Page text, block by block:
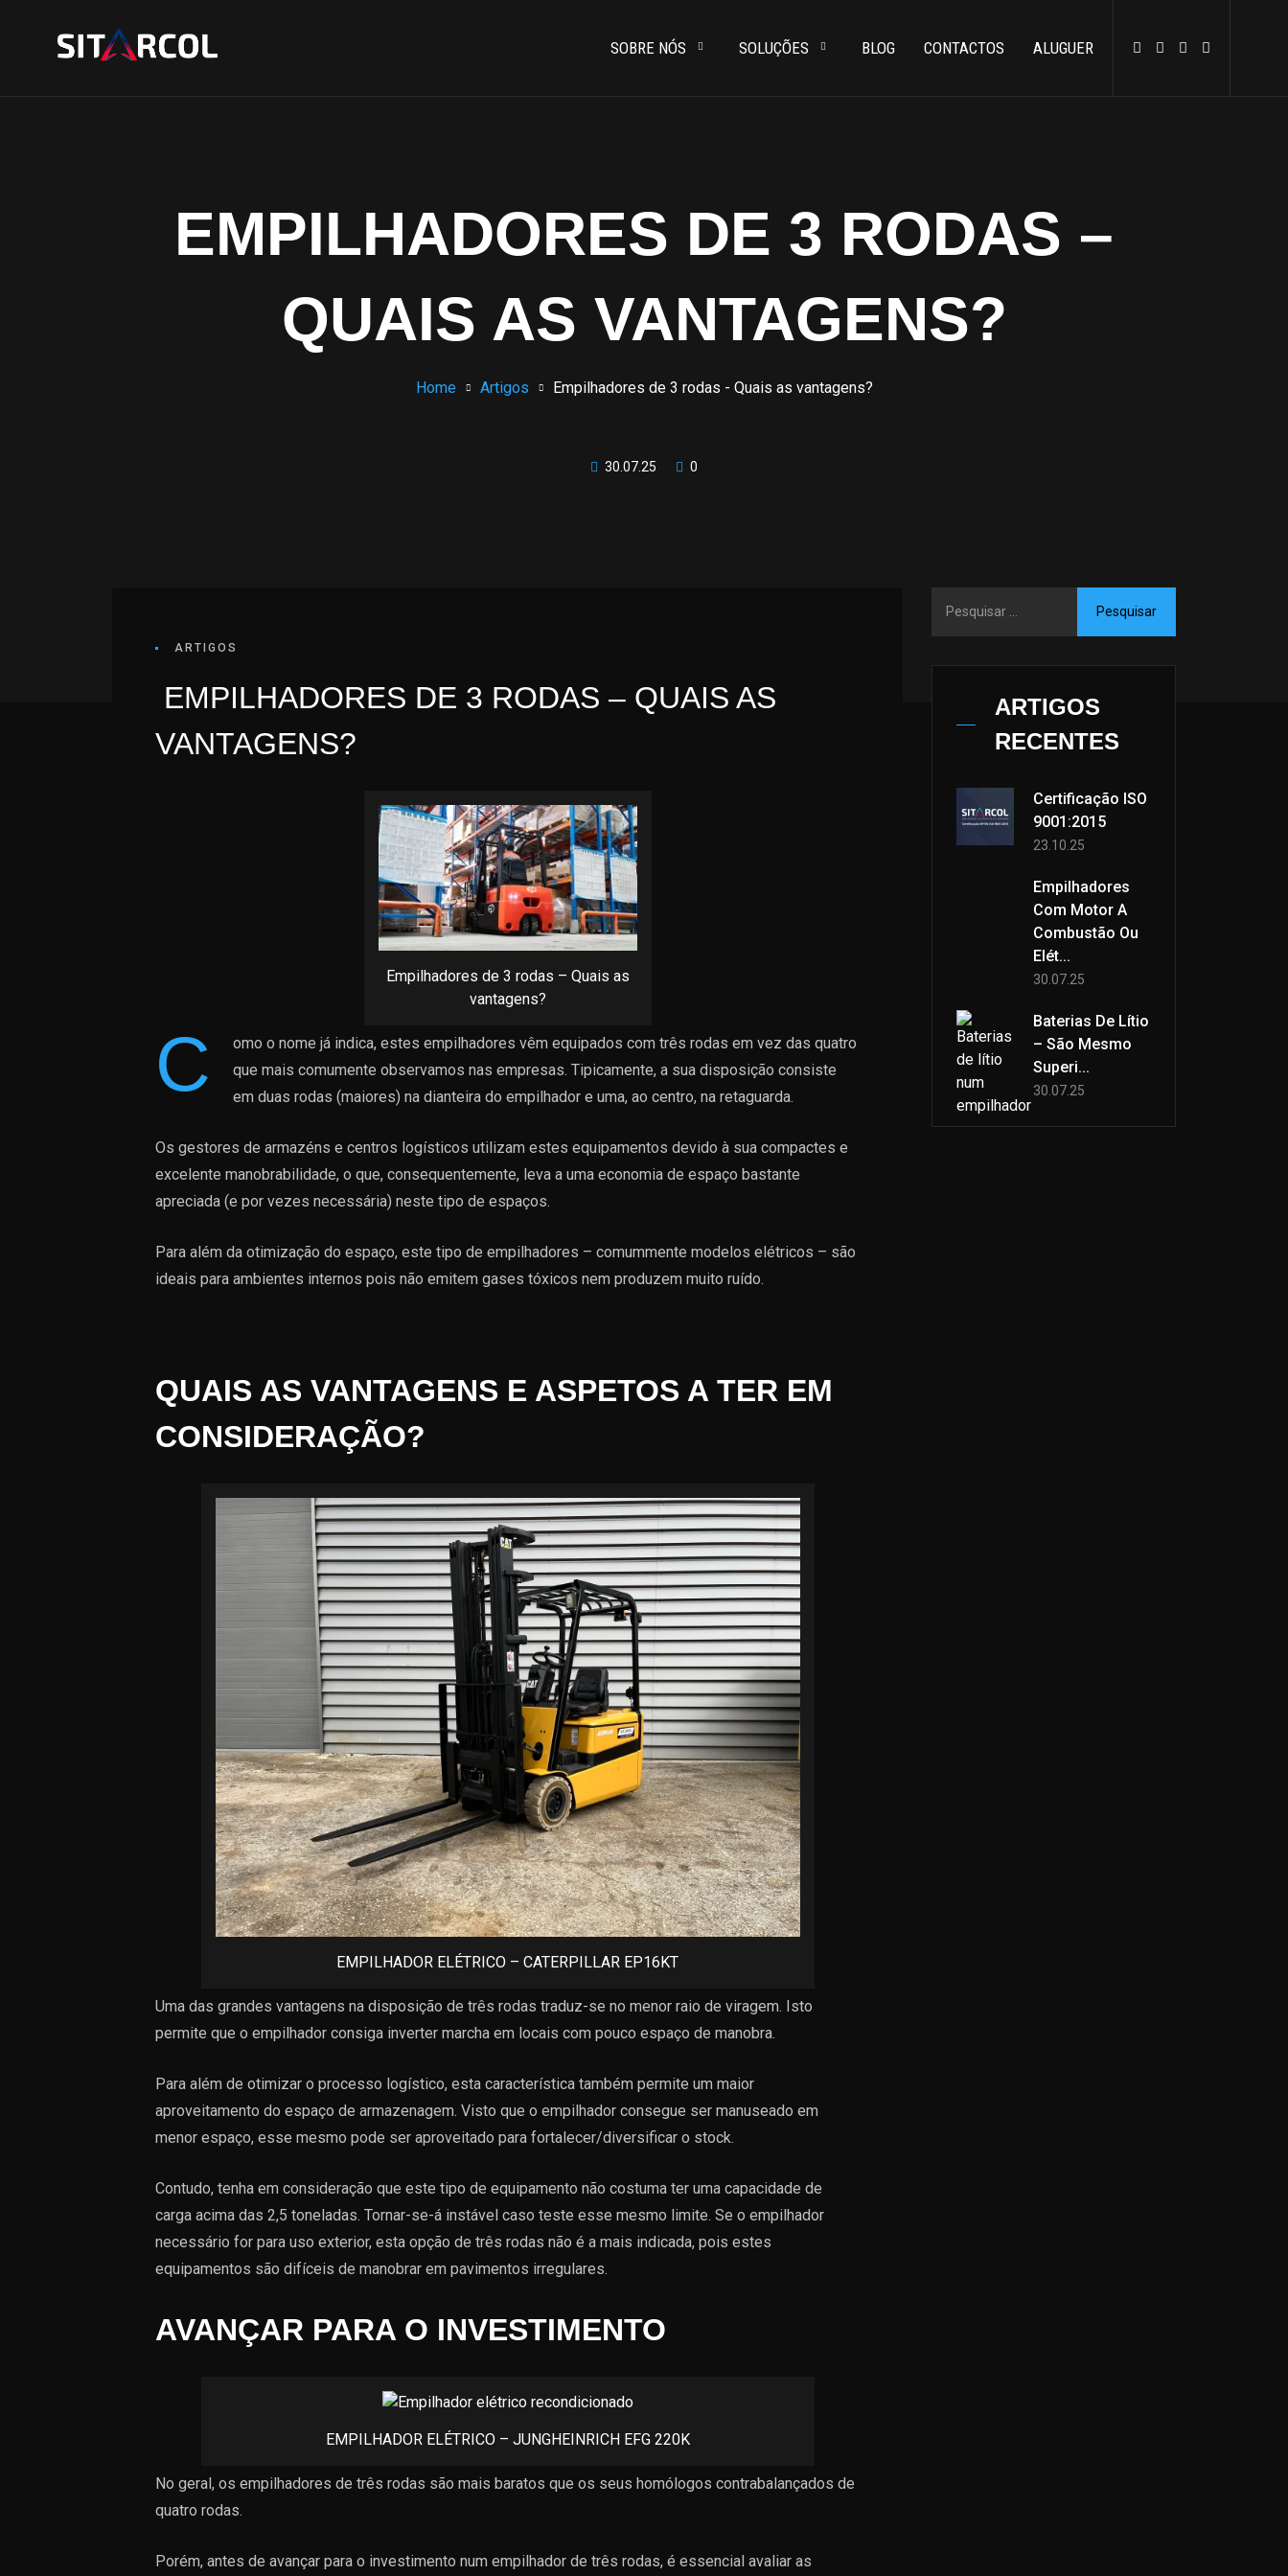
SOBRE NÓS SOLUÇÕES BLOG CONTACTOS ALUGUER
EMPILHADORES DE 3 RODAS –
QUAIS AS VANTAGENS?
Home Artigos Empilhadores de 3 rodas - Quais as vantagens?
30.07.25 0
ARTIGOS
EMPILHADORES DE 3 RODAS – QUAIS AS
VANTAGENS?
Empilhadores de 3 rodas – Quais as
vantagens?
C
omo o nome já indica, estes empilhadores vêm equipados com três rodas em vez das quatro
que mais comumente observamos nas empresas. Tipicamente, a sua disposição consiste
em duas rodas (maiores) na dianteira do empilhador e uma, ao centro, na retaguarda.
Os gestores de armazéns e centros logísticos utilizam estes equipamentos devido à sua compactes e
excelente manobrabilidade, o que, consequentemente, leva a uma economia de espaço bastante
apreciada (e por vezes necessária) neste tipo de espaços.
Para além da otimização do espaço, este tipo de empilhadores – comummente modelos elétricos – são
ideais para ambientes internos pois não emitem gases tóxicos nem produzem muito ruído.
QUAIS AS VANTAGENS E ASPETOS A TER EM
CONSIDERAÇÃO?
EMPILHADOR ELÉTRICO – CATERPILLAR EP16KT
Uma das grandes vantagens na disposição de três rodas traduz-se no menor raio de viragem. Isto
permite que o empilhador consiga inverter marcha em locais com pouco espaço de manobra.
Para além de otimizar o processo logístico, esta característica também permite um maior
aproveitamento do espaço de armazenagem. Visto que o empilhador consegue ser manuseado em
menor espaço, esse mesmo pode ser aproveitado para fortalecer/diversificar o stock.
Contudo, tenha em consideração que este tipo de equipamento não costuma ter uma capacidade de
carga acima das 2,5 toneladas. Tornar-se-á instável caso teste esse mesmo limite. Se o empilhador
necessário for para uso exterior, esta opção de três rodas não é a mais indicada, pois estes
equipamentos são difíceis de manobrar em pavimentos irregulares.
AVANÇAR PARA O INVESTIMENTO
EMPILHADOR ELÉTRICO – JUNGHEINRICH EFG 220K
No geral, os empilhadores de três rodas são mais baratos que os seus homólogos contrabalançados de
quatro rodas.
Porém, antes de avançar para o investimento num empilhador de três rodas, é essencial avaliar as
ARTIGOS
RECENTES
Certificação ISO
9001:2015
23.10.25
Empilhadores
Com Motor A
Combustão Ou
Elét...
30.07.25
Baterias De Lítio
– São Mesmo
Superi...
30.07.25